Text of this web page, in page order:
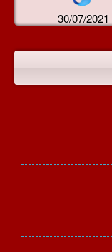
30/07/2021